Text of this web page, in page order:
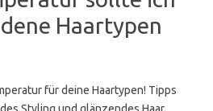
Haartypen
für deine Haartypen! Tipps